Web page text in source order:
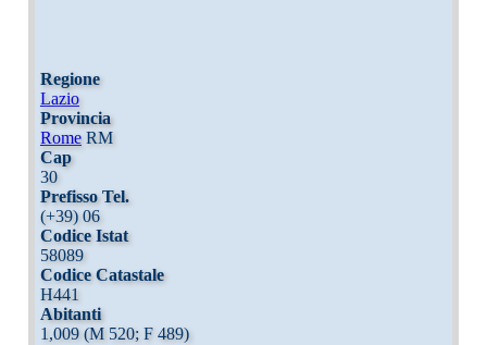
Regione
Lazio
Provincia
RomeRM
Cap
30
Prefisso Tel.
(+39) 06
Codice Istat
58089
Codice Catastale
H441
Abitanti
1,009 (M 520; F 489)